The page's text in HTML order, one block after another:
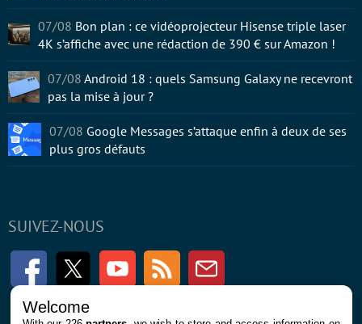
SUIVEZ-NOUS
FacebookTwitter Youtube RSS Newsletter
07/08 Bon plan : ce vidéoprojecteur Hisense triple laser
4K s’affiche avec une rédaction de 390 € sur Amazon !
07/08 Android 18 : quels Samsung Galaxy ne recevront
pas la mise à jour ?
07/08 Google Messages s’attaque enfin à deux de ses
plus gros défauts
Welcome